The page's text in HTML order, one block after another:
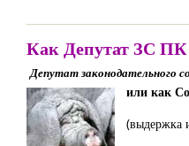
Как Депутат ЗС ПК
Депутат законодательного
или как
(выдержка